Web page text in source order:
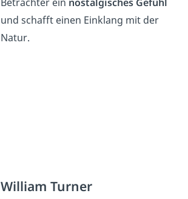
und schafft einen Einklang mit der
Natur.
William Turner